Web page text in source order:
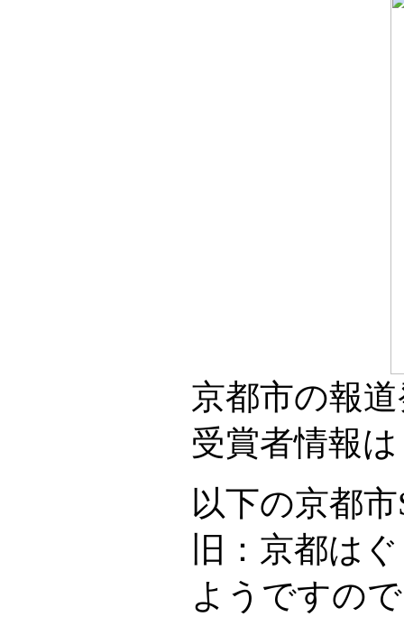
京都市の報
受賞者情報
以下の京都
旧：京都は
ようですの